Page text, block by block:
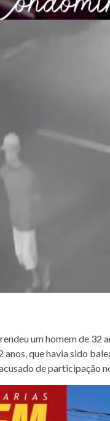
um homem de 32
anos, que havia sido
de participação